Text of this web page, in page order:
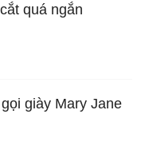
quá ngắn
giày Mary Jane